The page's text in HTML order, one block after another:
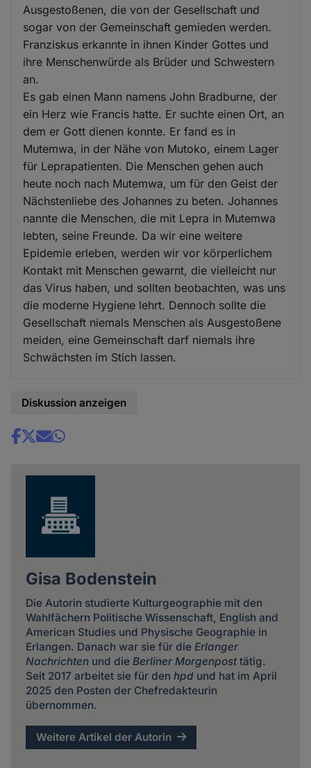
Ausgestoßenen, die von der Gesellschaft und
sogar von der Gemeinschaft gemieden werden.
Franziskus erkannte in ihnen Kinder Gottes und
ihre Menschenwürde als Brüder und Schwestern
an.
Es gab einen Mann namens John Bradburne, der
ein Herz wie Francis hatte. Er suchte einen Ort, an
dem er Gott dienen konnte. Er fand es in
Mutemwa, in der Nähe von Mutoko, einem Lager
für Leprapatienten. Die Menschen gehen auch
heute noch nach Mutemwa, um für den Geist der
Nächstenliebe des Johannes zu beten. Johannes
nannte die Menschen, die mit Lepra in Mutemwa
lebten, seine Freunde. Da wir eine weitere
Epidemie erleben, werden wir vor körperlichem
Kontakt mit Menschen gewarnt, die vielleicht nur
das Virus haben, und sollten beobachten, was uns
die moderne Hygiene lehrt. Dennoch sollte die
Gesellschaft niemals Menschen als Ausgestoßene
meiden, eine Gemeinschaft darf niemals ihre
Schwächsten im Stich lassen.
Diskussion anzeigen
Share
Gisa Bodenstein
Die Autorin studierte Kulturgeographie mit den
Wahlfächern Politische Wissenschaft, English and
American Studies und Physische Geographie in
Erlangen. Danach war sie für die Erlanger
Nachrichtenund die Berliner Morgenposttätig.
Seit 2017 arbeitet sie für den hpdund hat im April
2025 den Posten der Chefredakteurin
übernommen.
Weitere Artikel der Autorin